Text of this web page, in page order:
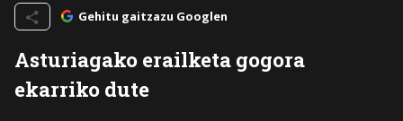
Gehitu gaitzazu Googlen
Asturiagako erailketa gogora
ekarriko dute